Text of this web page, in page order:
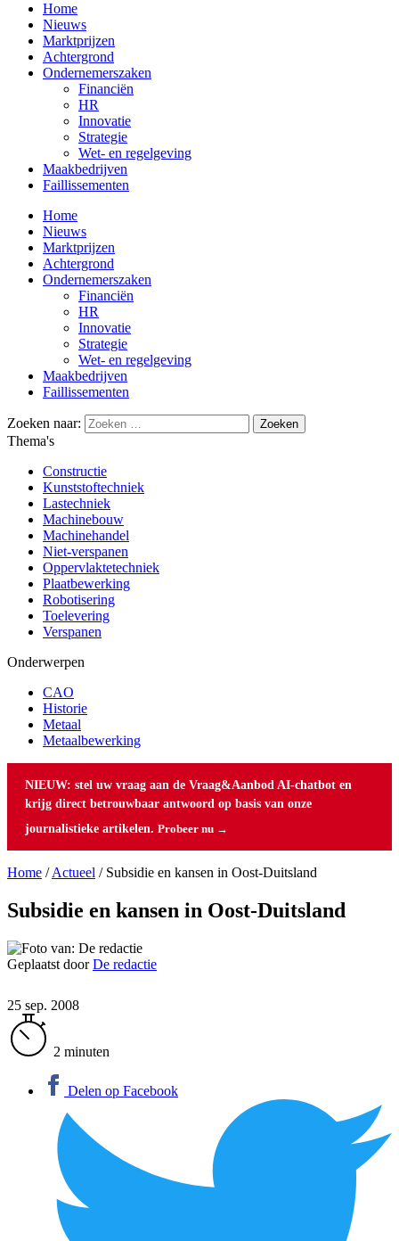
Home
Nieuws
Marktprijzen
Achtergrond
Ondernemerszaken
Financiën
HR
Innovatie
Strategie
Wet- en regelgeving
Maakbedrijven
Faillissementen
Home
Nieuws
Marktprijzen
Achtergrond
Ondernemerszaken
Financiën
HR
Innovatie
Strategie
Wet- en regelgeving
Maakbedrijven
Faillissementen
Zoeken naar:
Thema's
Constructie
Kunststoftechniek
Lastechniek
Machinebouw
Machinehandel
Niet-verspanen
Oppervlaktetechniek
Plaatbewerking
Robotisering
Toelevering
Verspanen
Onderwerpen
CAO
Historie
Metaal
Metaalbewerking
NIEUW: stel uw vraag aan de Vraag&Aanbod AI-chatbot en
krijg direct betrouwbaar antwoord op basis van onze
journalistieke artikelen. Probeer nu →
Home /Actueel / Subsidie en kansen in Oost-Duitsland
Subsidie en kansen in Oost-Duitsland
Geplaatst doorDe redactie
25 sep. 2008
2 minuten
Delen op Facebook